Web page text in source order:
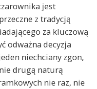
jest
z tradycją
za kluczową
odważna decyzja
niechciany zgon,
drugą naturą
nie raz, nie